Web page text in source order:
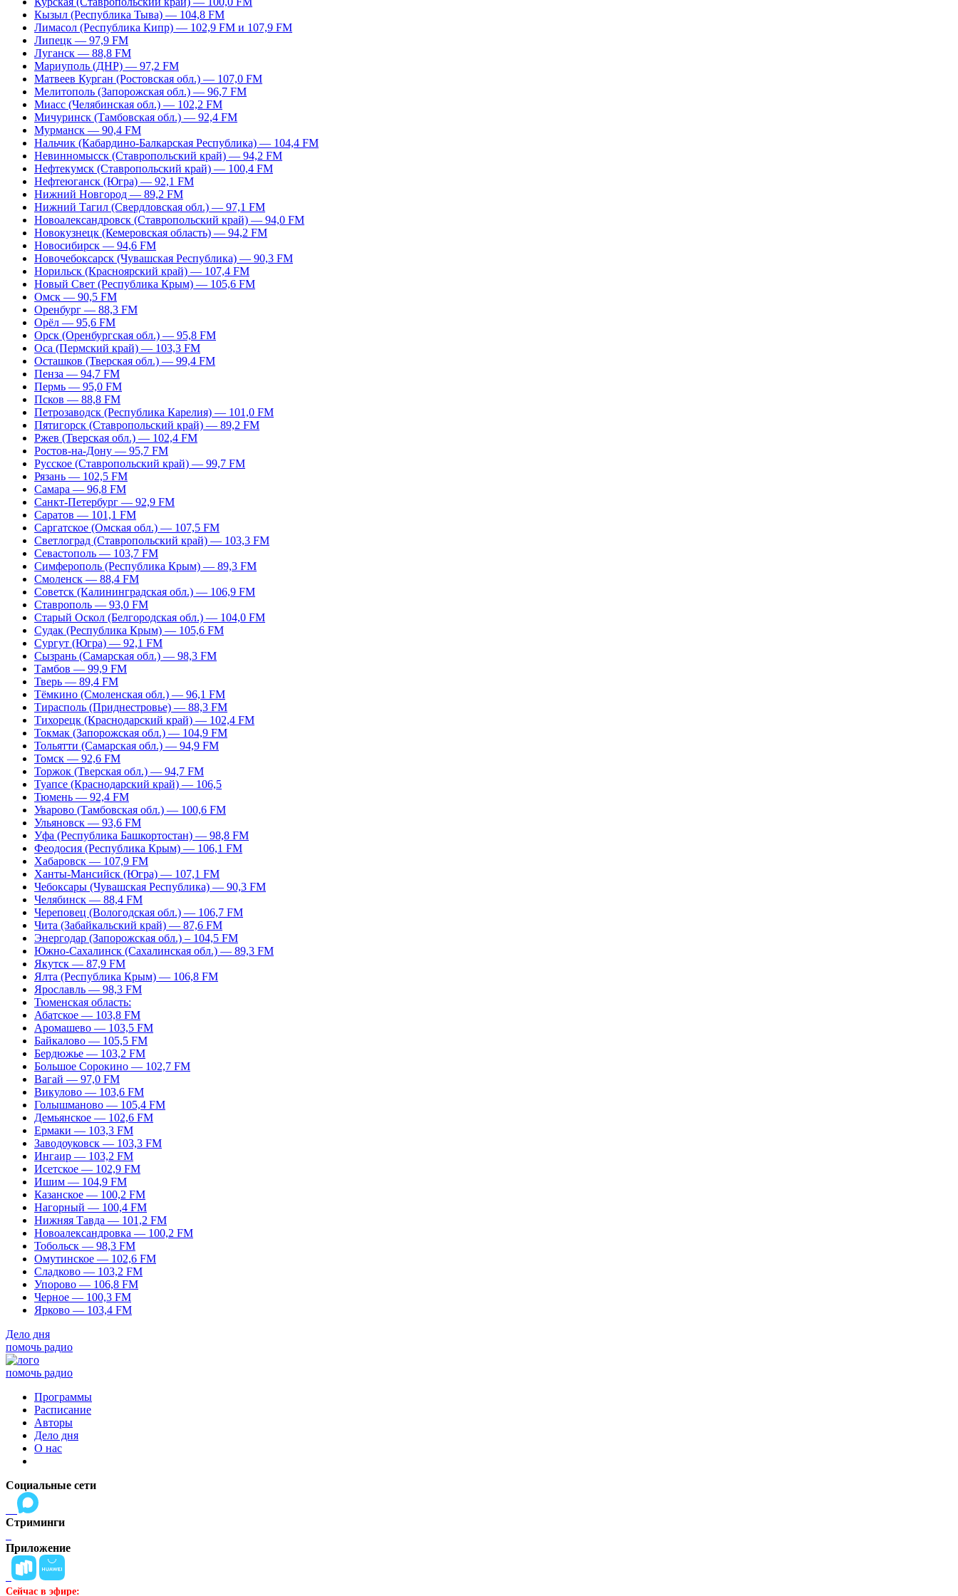
Кызыл (Республика Тыва) — 104,8 FM
Лимасол (Республика Кипр) — 102,9 FM и 107,9 FM
Липецк — 97,9 FM
Луганск — 88,8 FM
Мариуполь (ДНР) — 97,2 FM
Матвеев Курган (Ростовская обл.) — 107,0 FM
Мелитополь (Запорожская обл.) — 96,7 FM
Миасс (Челябинская обл.) — 102,2 FM
Мичуринск (Тамбовская обл.) — 92,4 FM
Мурманск — 90,4 FM
Нальчик (Кабардино-Балкарская Республика) — 104,4 FM
Невинномысск (Ставропольский край) — 94,2 FM
Нефтекумск (Ставропольский край) — 100,4 FM
Нефтеюганск (Югра) — 92,1 FM
Нижний Новгород — 89,2 FM
Нижний Тагил (Свердловская обл.) — 97,1 FM
Новоалександровск (Ставропольский край) — 94,0 FM
Новокузнецк (Кемеровская область) — 94,2 FM
Новосибирск — 94,6 FM
Новочебоксарск (Чувашская Республика) — 90,3 FM
Норильск (Красноярский край) — 107,4 FM
Новый Свет (Республика Крым) — 105,6 FM
Омск — 90,5 FM
Оренбург — 88,3 FM
Орёл — 95,6 FM
Орск (Оренбургская обл.) — 95,8 FM
Оса (Пермский край) — 103,3 FM
Осташков (Тверская обл.) — 99,4 FM
Пенза — 94,7 FM
Пермь — 95,0 FM
Псков — 88,8 FM
Петрозаводск (Республика Карелия) — 101,0 FM
Пятигорск (Ставропольский край) — 89,2 FM
Ржев (Тверская обл.) — 102,4 FM
Ростов-на-Дону — 95,7 FM
Русское (Ставропольский край) — 99,7 FM
Рязань — 102,5 FM
Самара — 96,8 FM
Санкт-Петербург — 92,9 FM
Саратов — 101,1 FM
Саргатское (Омская обл.) — 107,5 FM
Светлоград (Ставропольский край) — 103,3 FM
Севастополь — 103,7 FM
Симферополь (Республика Крым) — 89,3 FM
Смоленск — 88,4 FM
Советск (Калининградская обл.) — 106,9 FM
Ставрополь — 93,0 FM
Старый Оскол (Белгородская обл.) — 104,0 FM
Судак (Республика Крым) — 105,6 FM
Сургут (Югра) — 92,1 FM
Сызрань (Самарская обл.) — 98,3 FM
Тамбов — 99,9 FM
Тверь — 89,4 FM
Тёмкино (Смоленская обл.) — 96,1 FM
Тирасполь (Приднестровье) — 88,3 FM
Тихорецк (Краснодарский край) — 102,4 FM
Токмак (Запорожская обл.) — 104,9 FM
Тольятти (Самарская обл.) — 94,9 FM
Томск — 92,6 FM
Торжок (Тверская обл.) — 94,7 FM
Туапсе (Краснодарский край) — 106,5
Тюмень — 92,4 FM
Уварово (Тамбовская обл.) — 100,6 FM
Ульяновск — 93,6 FM
Уфа (Республика Башкортостан) — 98,8 FM
Феодосия (Республика Крым) — 106,1 FM
Хабаровск — 107,9 FM
Ханты-Мансийск (Югра) — 107,1 FM
Чебоксары (Чувашская Республика) — 90,3 FM
Челябинск — 88,4 FM
Череповец (Вологодская обл.) — 106,7 FM
Чита (Забайкальский край) — 87,6 FM
Энергодар (Запорожская обл.) – 104,5 FM
Южно-Сахалинск (Сахалинская обл.) — 89,3 FM
Якутск — 87,9 FM
Ялта (Республика Крым) — 106,8 FM
Ярославль — 98,3 FM
Тюменская область:
Абатское — 103,8 FM
Аромашево — 103,5 FM
Байкалово — 105,5 FM
Бердюжье — 103,2 FM
Большое Сорокино — 102,7 FM
Вагай — 97,0 FM
Викулово — 103,6 FM
Голышманово — 105,4 FM
Демьянское — 102,6 FM
Ермаки — 103,3 FM
Заводоуковск — 103,3 FM
Ингаир — 103,2 FM
Исетское — 102,9 FM
Ишим — 104,9 FM
Казанское — 100,2 FM
Нагорный — 100,4 FM
Нижняя Тавда — 101,2 FM
Новоалександровка — 100,2 FM
Тобольск — 98,3 FM
Омутинское — 102,6 FM
Сладково — 103,2 FM
Упорово — 106,8 FM
Черное — 100,3 FM
Ярково — 103,4 FM
Дело дня
помочь радио
помочь радио
Программы
Расписание
Авторы
Дело дня
О нас
Социальные сети
Стриминги
Приложение
Сейчас в эфире: